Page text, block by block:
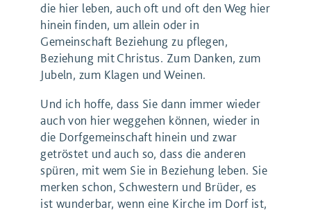
die hier leben, auch oft und oft den Weg hier
hinein finden, um allein oder in
Gemeinschaft Beziehung zu pflegen,
Beziehung mit Christus. Zum Danken, zum
Jubeln, zum Klagen und Weinen.
Und ich hoffe, dass Sie dann immer wieder
auch von hier weggehen können, wieder in
die Dorfgemeinschaft hinein und zwar
getröstet und auch so, dass die anderen
spüren, mit wem Sie in Beziehung leben. Sie
merken schon, Schwestern und Brüder, es
ist wunderbar, wenn eine Kirche im Dorf ist,